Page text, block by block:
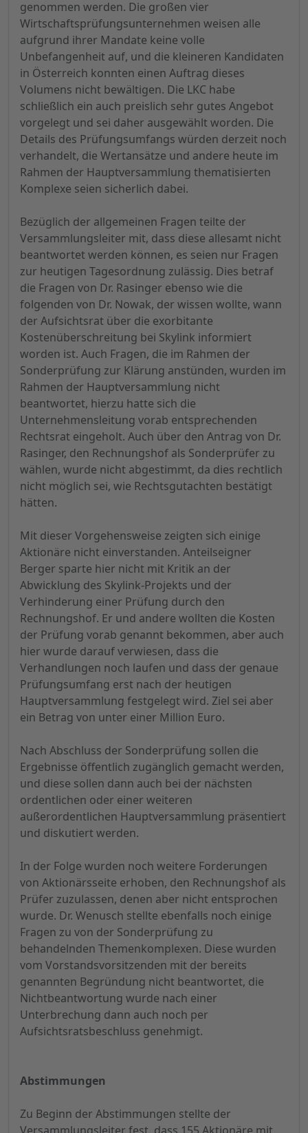
genommen werden. Die großen vier
Wirtschaftsprüfungsunternehmen weisen alle
aufgrund ihrer Mandate keine volle
Unbefangenheit auf, und die kleineren Kandidaten
in Österreich konnten einen Auftrag dieses
Volumens nicht bewältigen. Die LKC habe
schließlich ein auch preislich sehr gutes Angebot
vorgelegt und sei daher ausgewählt worden. Die
Details des Prüfungsumfangs würden derzeit noch
verhandelt, die Wertansätze und andere heute im
Rahmen der Hauptversammlung thematisierten
Komplexe seien sicherlich dabei.
Bezüglich der allgemeinen Fragen teilte der
Versammlungsleiter mit, dass diese allesamt nicht
beantwortet werden können, es seien nur Fragen
zur heutigen Tagesordnung zulässig. Dies betraf
die Fragen von Dr. Rasinger ebenso wie die
folgenden von Dr. Nowak, der wissen wollte, wann
der Aufsichtsrat über die exorbitante
Kostenüberschreitung bei Skylink informiert
worden ist. Auch Fragen, die im Rahmen der
Sonderprüfung zur Klärung anstünden, wurden im
Rahmen der Hauptversammlung nicht
beantwortet, hierzu hatte sich die
Unternehmensleitung vorab entsprechenden
Rechtsrat eingeholt. Auch über den Antrag von Dr.
Rasinger, den Rechnungshof als Sonderprüfer zu
wählen, wurde nicht abgestimmt, da dies rechtlich
nicht möglich sei, wie Rechtsgutachten bestätigt
hätten.
Mit dieser Vorgehensweise zeigten sich einige
Aktionäre nicht einverstanden. Anteilseigner
Berger sparte hier nicht mit Kritik an der
Abwicklung des Skylink-Projekts und der
Verhinderung einer Prüfung durch den
Rechnungshof. Er und andere wollten die Kosten
der Prüfung vorab genannt bekommen, aber auch
hier wurde darauf verwiesen, dass die
Verhandlungen noch laufen und dass der genaue
Prüfungsumfang erst nach der heutigen
Hauptversammlung festgelegt wird. Ziel sei aber
ein Betrag von unter einer Million Euro.
Nach Abschluss der Sonderprüfung sollen die
Ergebnisse öffentlich zugänglich gemacht werden,
und diese sollen dann auch bei der nächsten
ordentlichen oder einer weiteren
außerordentlichen Hauptversammlung präsentiert
und diskutiert werden.
In der Folge wurden noch weitere Forderungen
von Aktionärsseite erhoben, den Rechnungshof als
Prüfer zuzulassen, denen aber nicht entsprochen
wurde. Dr. Wenusch stellte ebenfalls noch einige
Fragen zu von der Sonderprüfung zu
behandelnden Themenkomplexen. Diese wurden
vom Vorstandsvorsitzenden mit der bereits
genannten Begründung nicht beantwortet, die
Nichtbeantwortung wurde nach einer
Unterbrechung dann auch noch per
Aufsichtsratsbeschluss genehmigt.
Abstimmungen
Zu Beginn der Abstimmungen stellte der